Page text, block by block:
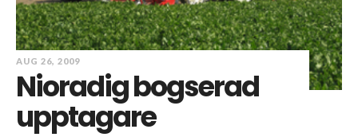
AUG 26, 2009
Nioradig bogserad
upptagare